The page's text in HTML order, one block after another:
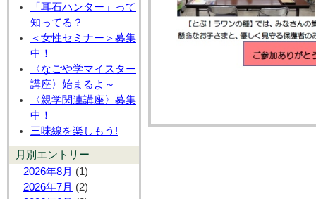
「耳石ハンター」って
知ってる？
＜女性セミナー＞募集
中！
〈なごや学マイスター
講座〉始まるよ～
〈親学関連講座〉募集
中！
三味線を楽しもう!
月別エントリー
2026年8月 (1)
2026年7月 (2)